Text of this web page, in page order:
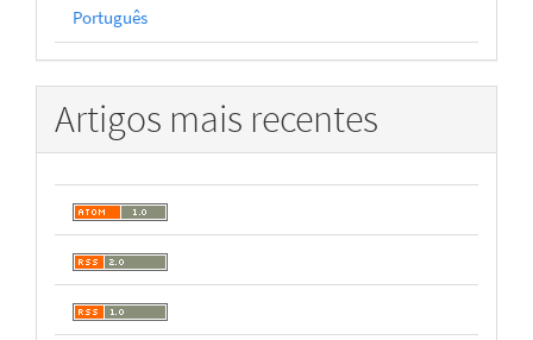
Português
Artigos mais recentes